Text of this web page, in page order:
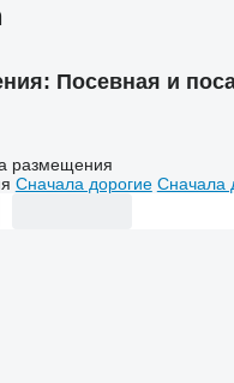
Посевная и
размещения
Сначала дорогие Сначала